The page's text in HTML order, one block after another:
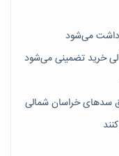
خرید تضمینی می‌شود